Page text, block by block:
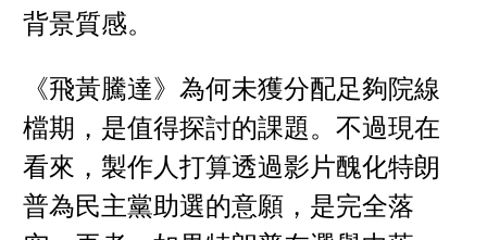
背景質感。
《飛黃騰達》為何未獲分配足夠院線
檔期，是值得探討的課題。不過現在
看來，製作人打算透過影片醜化特朗
普為民主黨助選的意願，是完全落